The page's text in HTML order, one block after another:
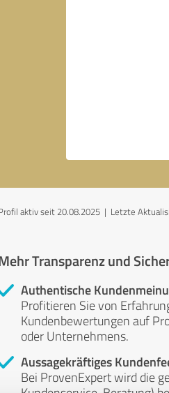
aktiv seit 20.08.2025 | Letzte
Transparenz und
Authentische
Profitieren Sie von
Kundenbewertungen auf
oder Unternehmens.
Aussagekräftiges
Bei ProvenExpert wird die